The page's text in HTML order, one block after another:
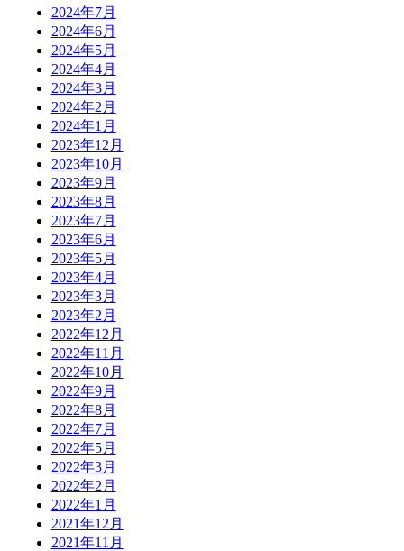
2024年7月
2024年6月
2024年5月
2024年4月
2024年3月
2024年2月
2024年1月
2023年12月
2023年10月
2023年9月
2023年8月
2023年7月
2023年6月
2023年5月
2023年4月
2023年3月
2023年2月
2022年12月
2022年11月
2022年10月
2022年9月
2022年8月
2022年7月
2022年5月
2022年3月
2022年2月
2022年1月
2021年12月
2021年11月